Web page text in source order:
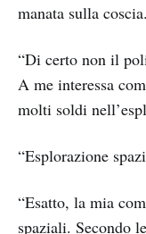
manata sulla coscia.
“Di certo non il
A me interessa
molti soldi
“Esplorazione
“Esatto, la mia
spaziali. Secondo